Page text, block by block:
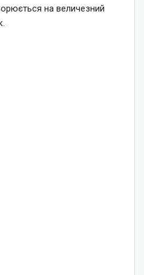
на величезний